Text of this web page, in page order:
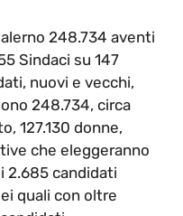
248.734 aventi
Sindaci su 147
nuovi e vecchi,
248.734, circa
127.130 donne,
che eleggeranno
2.685 candidati
quali con oltre